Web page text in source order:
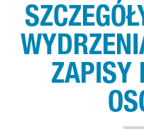
ZAPISY